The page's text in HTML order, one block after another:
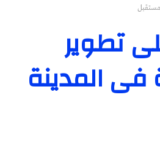
تطوير
فى المدينة